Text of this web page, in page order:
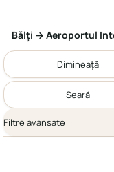
Bălți → Aeroportul
Dimineață
Seară
Filtre avansate